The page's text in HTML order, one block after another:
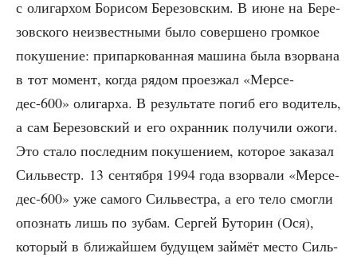
с оли­гар­хом Бори­сом Бере­зов­ским. В июне на Бере­
зов­ско­го неиз­вест­ны­ми было совер­ше­но гром­кое
поку­ше­ние: при­пар­ко­ван­ная маши­на была взо­рва­на
в тот момент, когда рядом про­ез­жал «Мер­се­
дес-600» оли­гар­ха. В резуль­та­те погиб его води­тель,
а сам Бере­зов­ский и его охран­ник полу­чи­ли ожо­ги.
Это ста­ло послед­ним поку­ше­ни­ем, кото­рое зака­зал
Силь­вестр. 13 сен­тяб­ря 1994 года взо­рва­ли «Мер­се­
дес-600» уже само­го Силь­ве­ст­ра, а его тело смог­ли
опо­знать лишь по зубам. Сер­гей Буто­рин (Ося),
кото­рый в бли­жай­шем буду­щем зай­мёт место Силь­